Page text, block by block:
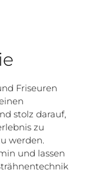
Friseuren
stolz darauf,
zu
werden.
und lassen